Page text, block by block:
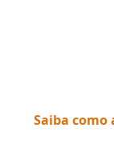
Saiba como